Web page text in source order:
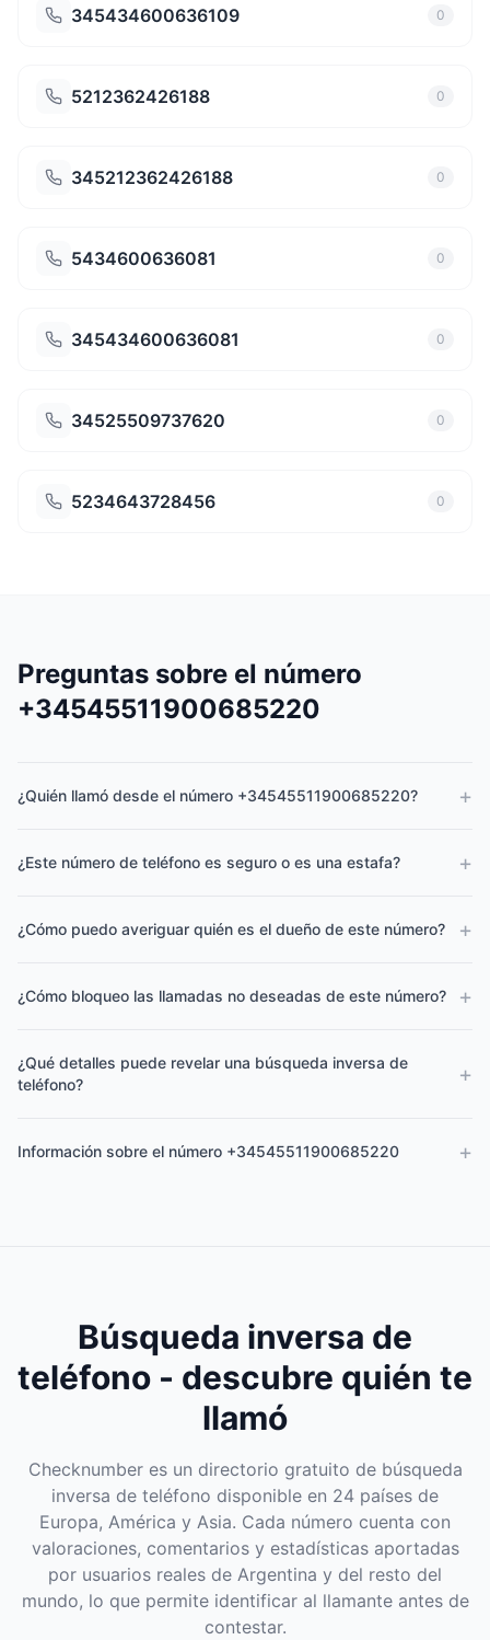
345434600636109 0
5212362426188 0
345212362426188 0
5434600636081 0
345434600636081 0
34525509737620 0
5234643728456 0
Preguntas sobre el número
+34545511900685220
¿Quién llamó desde el número +34545511900685220? +
¿Este número de teléfono es seguro o es una estafa? +
¿Cómo puedo averiguar quién es el dueño de este número? +
¿Cómo bloqueo las llamadas no deseadas de este número? +
¿Qué detalles puede revelar una búsqueda inversa de
teléfono?
+
Información sobre el número +34545511900685220 +
Búsqueda inversa de
teléfono - descubre quién te
llamó
Checknumber es un directorio gratuito de búsqueda
inversa de teléfono disponible en 24 países de
Europa, América y Asia. Cada número cuenta con
valoraciones, comentarios y estadísticas aportadas
por usuarios reales de Argentina y del resto del
mundo, lo que permite identificar al llamante antes de
contestar.